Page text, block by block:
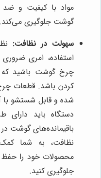
مواد با کیفیت و ضد
گوشت جلوگیری می‌کند.
سهولت در نظافت:
استفاده، امری
چرخ گوشت باشید که
کردن باشد. قطعات
شده و قابل شستشو با
دستگاه باید دارای
باقیمانده‌های گوشت
نظافت، به شما
محصولات خود را حفظ
جلوگیری کنید.